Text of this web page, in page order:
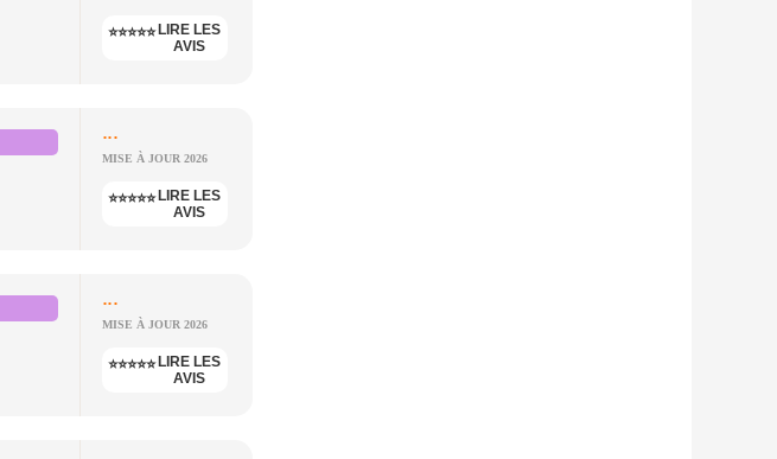
⭐⭐⭐⭐⭐ LIRE LES
AVIS
...
MISE À JOUR 2026
⭐⭐⭐⭐⭐ LIRE LES
AVIS
...
MISE À JOUR 2026
⭐⭐⭐⭐⭐ LIRE LES
AVIS